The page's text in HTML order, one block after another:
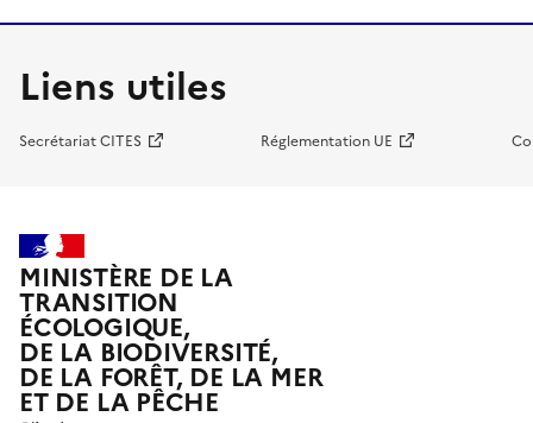
Liens utiles
Secrétariat CITES Réglementation UE
MINISTÈRE DE LA
TRANSITION
ÉCOLOGIQUE,
DE LA BIODIVERSITÉ,
DE LA FORÊT, DE LA MER
ET DE LA PÊCHE